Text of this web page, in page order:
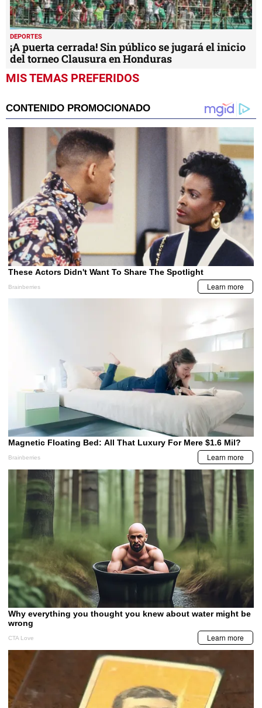
DEPORTES
¡A puerta cerrada! Sin público se jugará el inicio
del torneo Clausura en Honduras
MIS TEMAS PREFERIDOS